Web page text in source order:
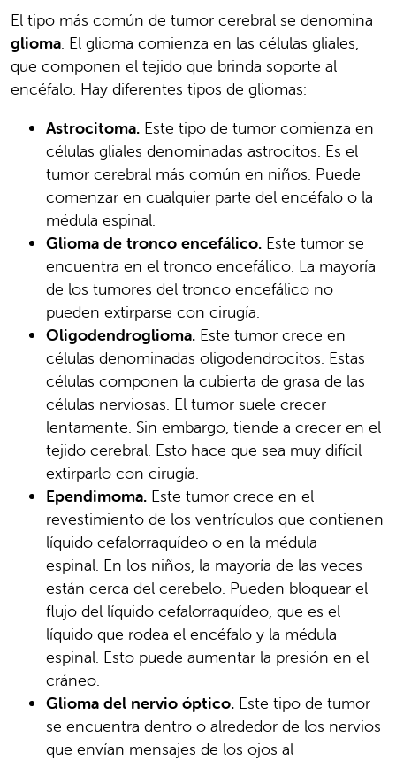
El tipo más común de tumor cerebral se denomina
glioma. El glioma comienza en las células gliales,
que componen el tejido que brinda soporte al
encéfalo. Hay diferentes tipos de gliomas:
Astrocitoma. Este tipo de tumor comienza en
células gliales denominadas astrocitos. Es el
tumor cerebral más común en niños. Puede
comenzar en cualquier parte del encéfalo o la
médula espinal.
Glioma de tronco encefálico. Este tumor se
encuentra en el tronco encefálico. La mayoría
de los tumores del tronco encefálico no
pueden extirparse con cirugía.
Oligodendroglioma. Este tumor crece en
células denominadas oligodendrocitos. Estas
células componen la cubierta de grasa de las
células nerviosas. El tumor suele crecer
lentamente. Sin embargo, tiende a crecer en el
tejido cerebral. Esto hace que sea muy difícil
extirparlo con cirugía.
Ependimoma. Este tumor crece en el
revestimiento de los ventrículos que contienen
líquido cefalorraquídeo o en la médula
espinal. En los niños, la mayoría de las veces
están cerca del cerebelo. Pueden bloquear el
flujo del líquido cefalorraquídeo, que es el
líquido que rodea el encéfalo y la médula
espinal. Esto puede aumentar la presión en el
cráneo.
Glioma del nervio óptico. Este tipo de tumor
se encuentra dentro o alrededor de los nervios
que envían mensajes de los ojos al